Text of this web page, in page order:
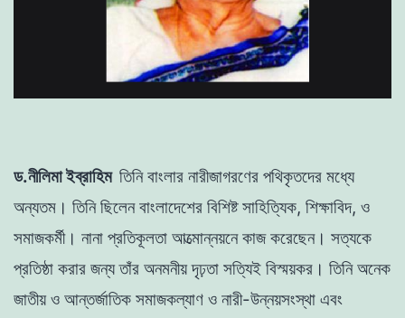
ড.নীলিমা ইব্রাহিম তিনি বাংলার নারীজাগরণের পথিকৃতদের মধ্যে
অন্যতম। তিনি ছিলেন বাংলাদেশের বিশিষ্ট সাহিত্যিক, শিক্ষাবিদ, ও
সমাজকর্মী। নানা প্রতিকূলতা আত্মোন্নয়নে কাজ করেছেন। সত্যকে
প্রতিষ্ঠা করার জন্য তাঁর অনমনীয় দৃঢ়তা সত্যিই বিস্ময়কর। তিনি অনেক
জাতীয় ও আন্তর্জাতিক সমাজকল্যাণ ও নারী-উন্নয়সংস্থা এবং